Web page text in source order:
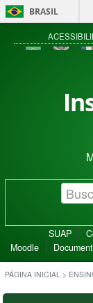
BRASIL
SUAP
Moodle
PÁGINA INICIAL >